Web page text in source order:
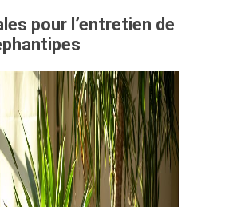
pour l’entretien de